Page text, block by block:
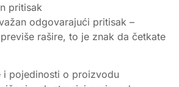
pritisak
odgovarajući pritisak –
rašire, to je znak da četkate
i pojedinosti o proizvodu